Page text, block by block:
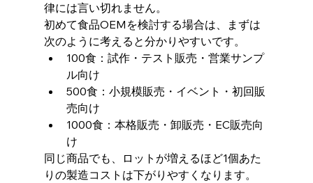
律には言い切れません。
初めて食品OEMを検討する場合は、まずは
次のように考えると分かりやすいです。
100食：試作・テスト販売・営業サンプ
ル向け
500食：小規模販売・イベント・初回販
売向け
1000食：本格販売・卸販売・EC販売向
け
同じ商品でも、ロットが増えるほど1個あた
りの製造コストは下がりやすくなります。